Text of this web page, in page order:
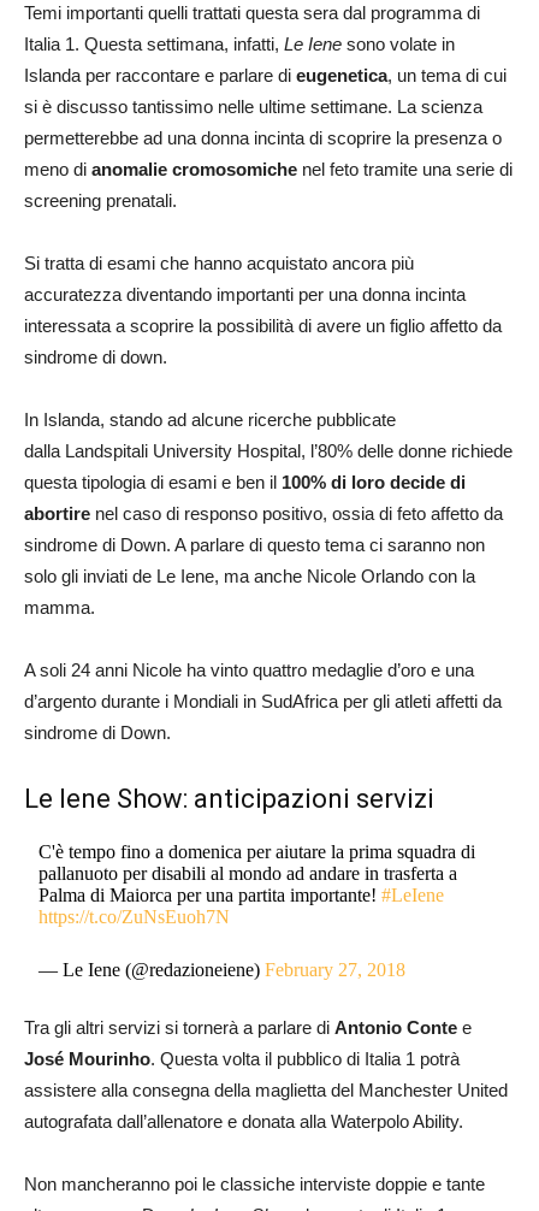
Temi importanti quelli trattati questa sera dal programma di
Italia 1. Questa settimana, infatti, Le Iene sono volate in
Islanda per raccontare e parlare di eugenetica, un tema di cui
si è discusso tantissimo nelle ultime settimane. La scienza
permetterebbe ad una donna incinta di scoprire la presenza o
meno di anomalie cromosomiche nel feto tramite una serie di
screening prenatali.
Si tratta di esami che hanno acquistato ancora più
accuratezza diventando importanti per una donna incinta
interessata a scoprire la possibilità di avere un figlio affetto da
sindrome di down.
In Islanda, stando ad alcune ricerche pubblicate
dalla Landspitali University Hospital, l’80% delle donne richiede
questa tipologia di esami e ben il 100% di loro decide di
abortire nel caso di responso positivo, ossia di feto affetto da
sindrome di Down. A parlare di questo tema ci saranno non
solo gli inviati de Le Iene, ma anche Nicole Orlando con la
mamma.
A soli 24 anni Nicole ha vinto quattro medaglie d’oro e una
d’argento durante i Mondiali in SudAfrica per gli atleti affetti da
sindrome di Down.
Le Iene Show: anticipazioni servizi
C'è tempo fino a domenica per aiutare la prima squadra di
pallanuoto per disabili al mondo ad andare in trasferta a
Palma di Maiorca per una partita importante!#LeIene
https://t.co/ZuNsEuoh7N
— Le Iene (@redazioneiene)February 27, 2018
Tra gli altri servizi si tornerà a parlare di Antonio Conte e
José Mourinho. Questa volta il pubblico di Italia 1 potrà
assistere alla consegna della maglietta del Manchester United
autografata dall’allenatore e donata alla Waterpolo Ability.
Non mancheranno poi le classiche interviste doppie e tante